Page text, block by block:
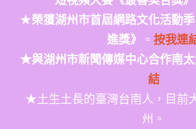
★榮獲湖州市首屆網路文化活動季
進獎》
。 按我連
★與湖州市新聞傳媒中心合作南太
結
★土生土長的臺灣台南人，目前
州。